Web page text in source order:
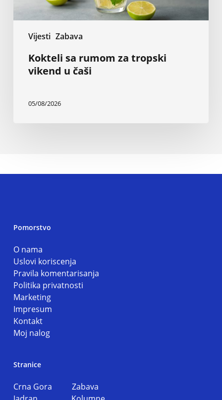
Vijesti Zabava
Kokteli sa rumom za tropski
vikend u čaši
05/08/2026
Pomorstvo
O nama
Uslovi koriscenja
Pravila komentarisanja
Politika privatnosti
Marketing
Impresum
Kontakt
Moj nalog
Stranice
Crna Gora Zabava